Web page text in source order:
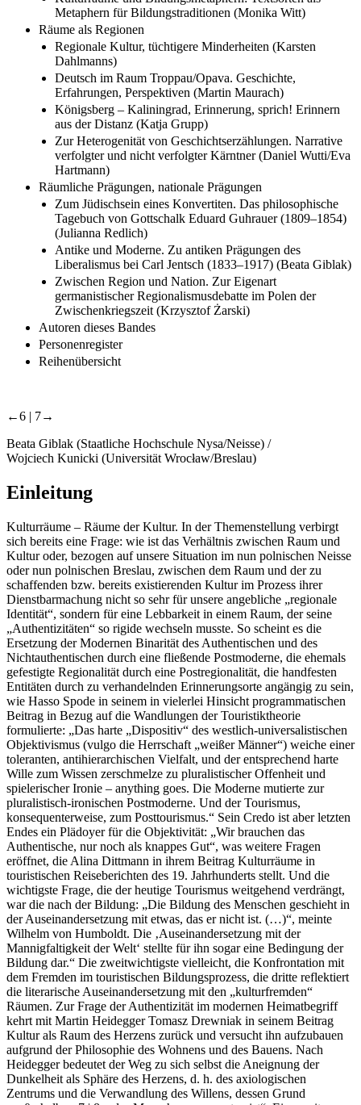
Metaphern für Bildungstraditionen (Monika Witt)
Räume als Regionen
Regionale Kultur, tüchtigere Minderheiten (Karsten
Dahlmanns)
Deutsch im Raum Troppau/Opava. Geschichte,
Erfahrungen, Perspektiven (Martin Maurach)
Königsberg – Kaliningrad, Erinnerung, sprich! Erinnern
aus der Distanz (Katja Grupp)
Zur Heterogenität von Geschichtserzählungen. Narrative
verfolgter und nicht verfolgter Kärntner (Daniel Wutti/Eva
Hartmann)
Räumliche Prägungen, nationale Prägungen
Zum Jüdischsein eines Konvertiten. Das philosophische
Tagebuch von Gottschalk Eduard Guhrauer (1809–1854)
(Julianna Redlich)
Antike und Moderne. Zu antiken Prägungen des
Liberalismus bei Carl Jentsch (1833–1917) (Beata Giblak)
Zwischen Region und Nation. Zur Eigenart
germanistischer Regionalismusdebatte im Polen der
Zwischenkriegszeit (Krzysztof Żarski)
Autoren dieses Bandes
Personenregister
Reihenübersicht
←6 | 7→
Beata Giblak (Staatliche Hochschule Nysa/Neisse) /
Wojciech Kunicki (Universität Wrocław/Breslau)
Einleitung
Kulturräume – Räume der Kultur. In der Themenstellung verbirgt
sich bereits eine Frage: wie ist das Verhältnis zwischen Raum und
Kultur oder, bezogen auf unsere Situation im nun polnischen Neisse
oder nun polnischen Breslau, zwischen dem Raum und der zu
schaffenden bzw. bereits existierenden Kultur im Prozess ihrer
Dienstbarmachung nicht so sehr für unsere angebliche „regionale
Identität“, sondern für eine Lebbarkeit in einem Raum, der seine
„Authentizitäten“ so rigide wechseln musste. So scheint es die
Ersetzung der Modernen Binarität des Authentischen und des
Nichtauthentischen durch eine fließende Postmoderne, die ehemals
gefestigte Regionalität durch eine Postregionalität, die handfesten
Entitäten durch zu verhandelnden Erinnerungsorte angängig zu sein,
wie Hasso Spode in seinem in vielerlei Hinsicht programmatischen
Beitrag in Bezug auf die Wandlungen der Touristiktheorie
formulierte: „Das harte „Dispositiv“ des westlich-universalistischen
Objektivismus (vulgo die Herrschaft „weißer Männer“) weiche einer
toleranten, antihierarchischen Vielfalt, und der entsprechend harte
Wille zum Wissen zerschmelze zu pluralistischer Offenheit und
spielerischer Ironie – anything goes. Die Moderne mutierte zur
pluralistisch-ironischen Postmoderne. Und der Tourismus,
konsequenterweise, zum Posttourismus.“ Sein Credo ist aber letzten
Endes ein Plädoyer für die Objektivität: „Wir brauchen das
Authentische, nur noch als knappes Gut“, was weitere Fragen
eröffnet, die Alina Dittmann in ihrem Beitrag Kulturräume in
touristischen Reiseberichten des 19. Jahrhunderts stellt. Und die
wichtigste Frage, die der heutige Tourismus weitgehend verdrängt,
war die nach der Bildung: „Die Bildung des Menschen geschieht in
der Auseinandersetzung mit etwas, das er nicht ist. (…)“, meinte
Wilhelm von Humboldt. Die ‚Auseinandersetzung mit der
Mannigfaltigkeit der Welt‘ stellte für ihn sogar eine Bedingung der
Bildung dar.“ Die zweitwichtigste vielleicht, die Konfrontation mit
dem Fremden im touristischen Bildungsprozess, die dritte reflektiert
die literarische Auseinandersetzung mit den „kulturfremden“
Räumen. Zur Frage der Authentizität im modernen Heimatbegriff
kehrt mit Martin Heidegger Tomasz Drewniak in seinem Beitrag
Kultur als Raum des Herzens zurück und versucht ihn aufzubauen
aufgrund der Philosophie des Wohnens und des Bauens. Nach
Heidegger bedeutet der Weg zu sich selbst die Aneignung der
Dunkelheit als Sphäre des Herzens, d. h. des axiologischen
Zentrums und die Verwandlung des Willens, dessen Grund